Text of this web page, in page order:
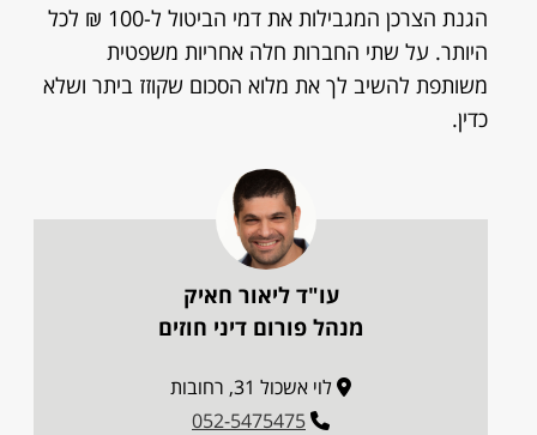
הגנת הצרכן המגבילות את דמי הביטול ל-100 ₪ לכל
היותר. על שתי החברות חלה אחריות משפטית
משותפת להשיב לך את מלוא הסכום שקוזז ביתר ושלא
כדין.
עו"ד ליאור חאיק
מנהל פורום דיני חוזים
לוי אשכול 31, רחובות
052-5475475